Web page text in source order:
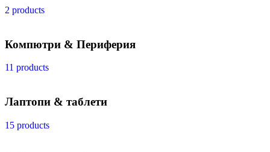
2 products
Компютри & Периферия
11 products
Лаптопи & таблети
15 products